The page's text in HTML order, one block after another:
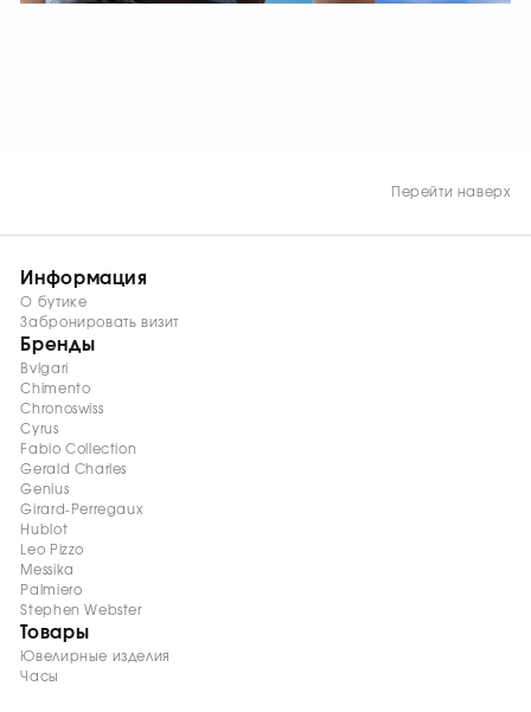
Перейти наверх
Информация
О бутике
Забронировать визит
Бренды
Bvlgari
Chimento
Chronoswiss
Cyrus
Fabio Collection
Gerald Charles
Genius
Girard-Perregaux
Hublot
Leo Pizzo
Messika
Palmiero
Stephen Webster
Товары
Ювелирные изделия
Часы